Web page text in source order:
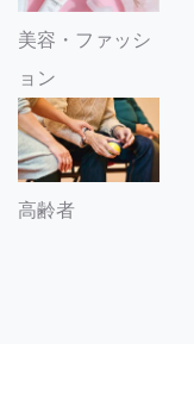
美容・ファッシ
ョン
高齢者